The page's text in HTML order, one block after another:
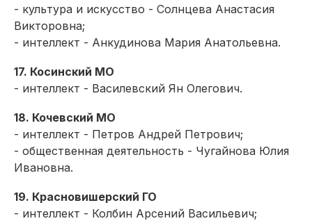
- культура и искусство - Солнцева Анастасия
Викторовна;
- интеллект - Анкудинова Мария Анатольевна.
17. Косинский МО
- интеллект - Василевский Ян Олегович.
18. Кочевский МО
- интеллект - Петров Андрей Петрович;
- общественная деятельность - Чугайнова Юлия
Ивановна.
19. Красновишерский ГО
- интеллект - Колбин Арсений Васильевич;